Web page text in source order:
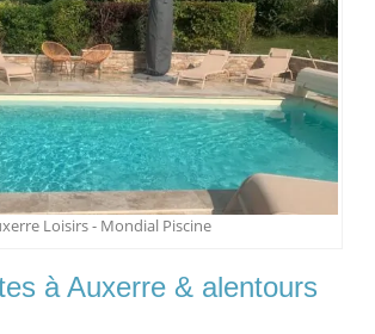
Loisirs - Mondial Piscine
à Auxerre & alentours